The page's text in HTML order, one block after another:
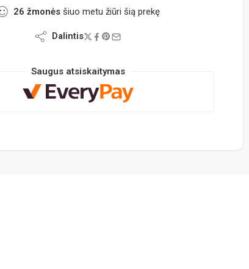
26 žmonėsšiuo metu žiūri šią prekę
Dalintis
Saugus atsiskaitymas